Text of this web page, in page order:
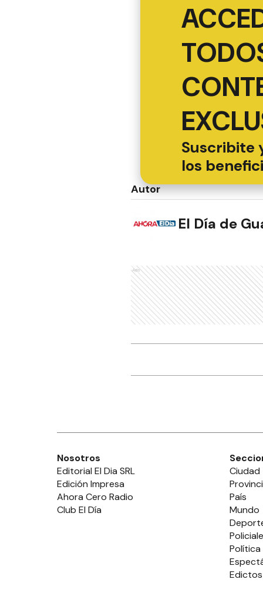
Suscribite
los
Autor
El Día de
Ads
Nosotros
Editorial El Dia SRL
Edición Impresa
Ahora Cero Radio
Club El Día
Ciudad
País
Mundo
Política
Edictos